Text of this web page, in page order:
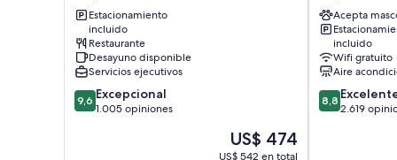
Estacionamiento
incluido
Restaurante
Desayuno disponible
Servicios ejecutivos
9.6
de
9,6 Excepcional
1.005 opiniones
El
precio
US$ 474
US$ 542 en total
Jasper
Acepta
incluido
Wifi gratuito
Aire
8.8
de
8,8
2.619